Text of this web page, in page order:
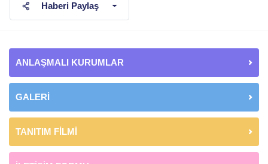
Haberi Paylaş
ANLAŞMALI KURUMLAR
GALERİ
TANITIM FİLMİ